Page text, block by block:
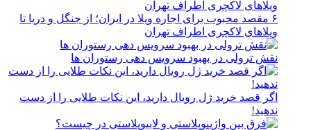
۶ مقصد محبوب برای اجاره ویلا در ایران؛ از جنگل و دریا تا
ویلاهای لاکچری اطراف تهران
نقش ترولی در بهبود سرویس دهی رستوران ها
اگر قصد خرید ژل رویال دارید، این نکات طلایی را از دست
ندهید!